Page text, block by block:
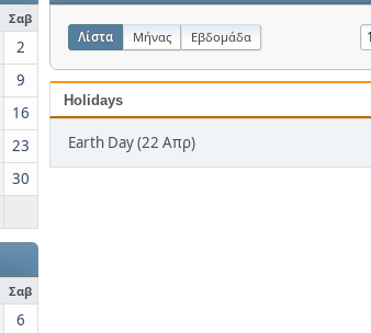
Σαβ
2
9
16
23
30
Σαβ
6
Λίστα Μήνας Εβδομάδα
Holidays
Earth Day (22 Απρ)